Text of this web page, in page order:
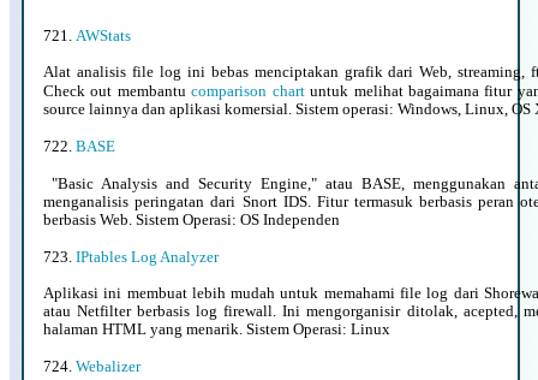
721. AWStats
Alat analisis file log ini bebas menciptakan grafik dari Web, streaming,
Check out membantu comparison chart untuk melihat bagaimana fitur
source lainnya dan aplikasi komersial. Sistem operasi: Windows, Linux, OS
722. BASE
"Basic Analysis and Security Engine," atau BASE, menggunakan
menganalisis peringatan dari Snort IDS. Fitur termasuk berbasis peran
berbasis Web. Sistem Operasi: OS Independen
723. IPtables Log Analyzer
Aplikasi ini membuat lebih mudah untuk memahami file log dari
atau Netfilter berbasis log firewall. Ini mengorganisir ditolak, acepted,
halaman HTML yang menarik. Sistem Operasi: Linux
724. Webalizer